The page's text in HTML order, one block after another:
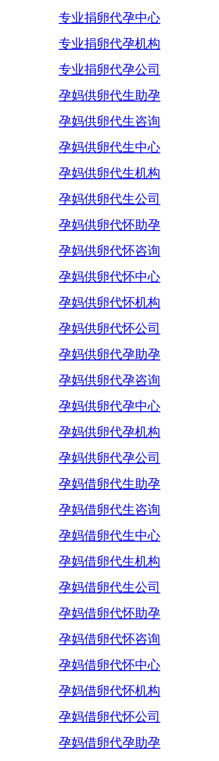
专业捐卵代孕中心
专业捐卵代孕机构
专业捐卵代孕公司
孕妈供卵代生助孕
孕妈供卵代生咨询
孕妈供卵代生中心
孕妈供卵代生机构
孕妈供卵代生公司
孕妈供卵代怀助孕
孕妈供卵代怀咨询
孕妈供卵代怀中心
孕妈供卵代怀机构
孕妈供卵代怀公司
孕妈供卵代孕助孕
孕妈供卵代孕咨询
孕妈供卵代孕中心
孕妈供卵代孕机构
孕妈供卵代孕公司
孕妈借卵代生助孕
孕妈借卵代生咨询
孕妈借卵代生中心
孕妈借卵代生机构
孕妈借卵代生公司
孕妈借卵代怀助孕
孕妈借卵代怀咨询
孕妈借卵代怀中心
孕妈借卵代怀机构
孕妈借卵代怀公司
孕妈借卵代孕助孕